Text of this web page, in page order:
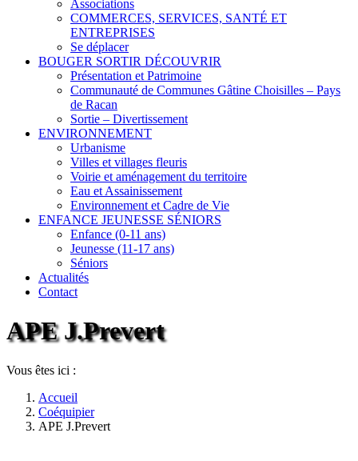
Associations
COMMERCES, SERVICES, SANTÉ ET
ENTREPRISES
Se déplacer
BOUGER SORTIR DÉCOUVRIR
Présentation et Patrimoine
Communauté de Communes Gâtine Choisilles – Pays
de Racan
Sortie – Divertissement
ENVIRONNEMENT
Urbanisme
Villes et villages fleuris
Voirie et aménagement du territoire
Eau et Assainissement
Environnement et Cadre de Vie
ENFANCE JEUNESSE SÉNIORS
Enfance (0-11 ans)
Jeunesse (11-17 ans)
Séniors
Actualités
Contact
APE J.Prevert
Vous êtes ici :
Accueil
Coéquipier
APE J.Prevert